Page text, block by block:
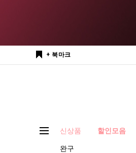
+ 북마크
신상품 할인모음
완구